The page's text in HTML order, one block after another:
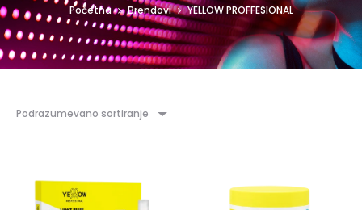
Početna Brendovi YELLOW PROFFESIONAL
Podrazumevano sortiranje